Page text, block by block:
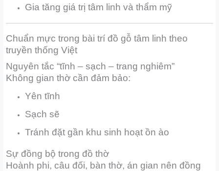
Gia tăng giá trị tâm linh và thẩm mỹ
Chuẩn mực trong bài trí đồ gỗ tâm linh theo
truyền thống Việt
Nguyên tắc “tĩnh – sạch – trang nghiêm”
Không gian thờ cần đảm bảo:
Yên tĩnh
Sạch sẽ
Tránh đặt gần khu sinh hoạt ồn ào
Sự đồng bộ trong đồ thờ
Hoành phi, câu đối, bàn thờ, án gian nên đồng